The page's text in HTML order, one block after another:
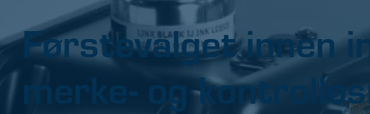
Førstevalget innen
merke- og